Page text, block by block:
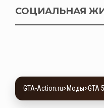
СОЦИАЛЬНАЯ
GTA-Action.ru>Моды>GTA 5